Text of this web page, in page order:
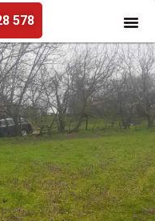
578